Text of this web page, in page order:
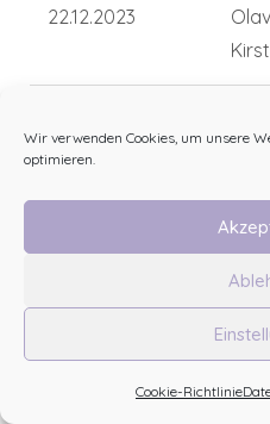
Wir verwenden Cookies, um unsere
optimieren.
Cookie-Richtlinie
22.12.2023
20.12.2023 Ria